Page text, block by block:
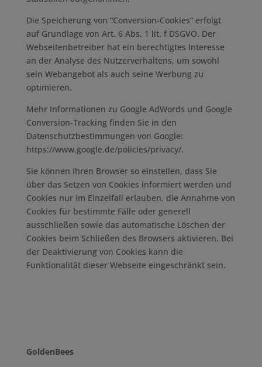
Die Speicherung von “Conversion-Cookies” erfolgt
auf Grundlage von Art. 6 Abs. 1 lit. f DSGVO. Der
Webseitenbetreiber hat ein berechtigtes Interesse
an der Analyse des Nutzerverhaltens, um sowohl
sein Webangebot als auch seine Werbung zu
optimieren.
Mehr Informationen zu Google AdWords und Google
Conversion-Tracking finden Sie in den
Datenschutzbestimmungen von Google:
https://www.google.de/policies/privacy/.
Sie können Ihren Browser so einstellen, dass Sie
über das Setzen von Cookies informiert werden und
Cookies nur im Einzelfall erlauben, die Annahme von
Cookies für bestimmte Fälle oder generell
ausschließen sowie das automatische Löschen der
Cookies beim Schließen des Browsers aktivieren. Bei
der Deaktivierung von Cookies kann die
Funktionalität dieser Webseite eingeschränkt sein.
GoldenBees